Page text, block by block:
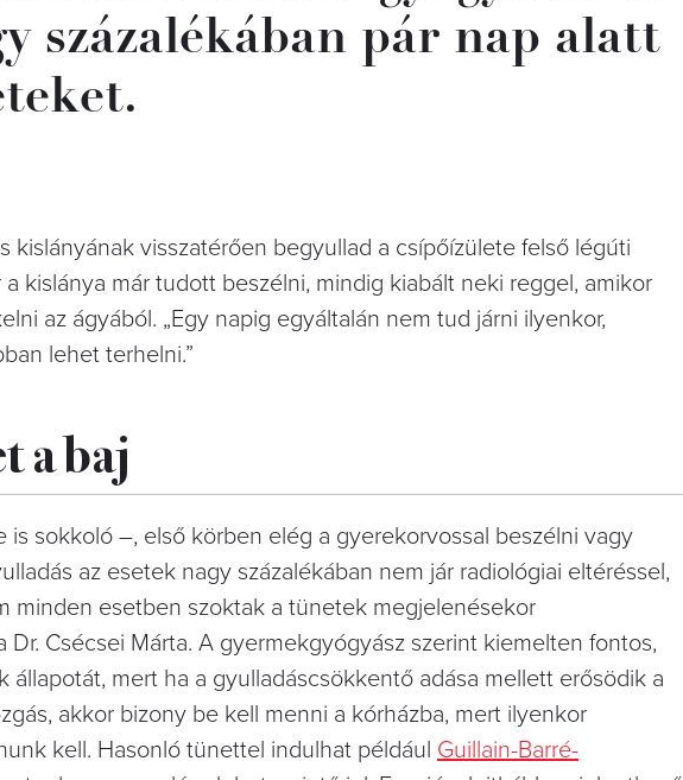
százalékában pár nap alatt
kislányának visszatérően begyullad a csípőízülete felső légúti
kislánya már tudott beszélni, mindig kiabált neki reggel, amikor
az ágyából. „Egy napig egyáltalán nem tud járni ilyenkor,
lehet terhelni.”
a baj
sokkoló –, első körben elég a gyerekorvossal beszélni vagy
az esetek nagy százalékában nem jár radiológiai eltéréssel,
minden esetben szoktak a tünetek megjelenésekor
Csécsei Márta. A gyermekgyógyász szerint kiemelten fontos,
mert ha a gyulladáscsökkentő adása mellett erősödik a
akkor bizony be kell menni a kórházba, mert ilyenkor
kell. Hasonló tünettel indulhat például Guillain-Barré-